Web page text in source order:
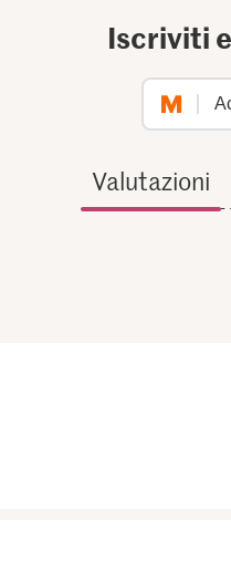
Iscriviti
Valutazioni